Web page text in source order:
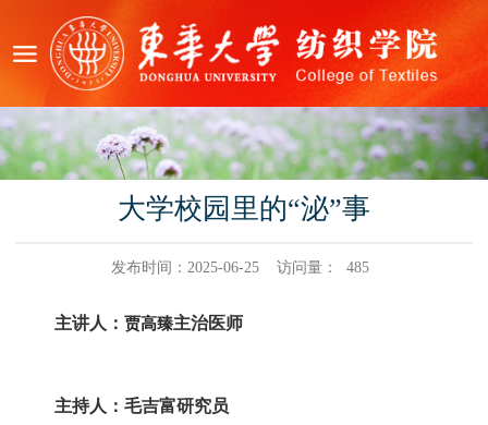
大学校园里的“泌”事
发布时间：2025-06-25 访问量： 485
主讲人： 贾高臻主治医师
主持人：毛吉富研究员